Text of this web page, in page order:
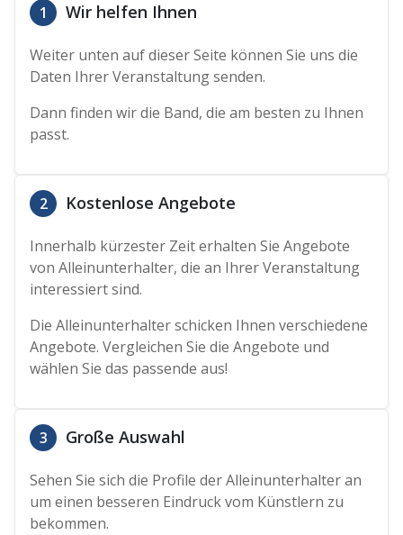
1 Wir helfen Ihnen
Weiter unten auf dieser Seite können Sie uns die
Daten Ihrer Veranstaltung senden.
Dann finden wir die Band, die am besten zu Ihnen
passt.
2 Kostenlose Angebote
Innerhalb kürzester Zeit erhalten Sie Angebote
von Alleinunterhalter, die an Ihrer Veranstaltung
interessiert sind.
Die Alleinunterhalter schicken Ihnen verschiedene
Angebote. Vergleichen Sie die Angebote und
wählen Sie das passende aus!
3 Große Auswahl
Sehen Sie sich die Profile der Alleinunterhalter an
um einen besseren Eindruck vom Künstlern zu
bekommen.